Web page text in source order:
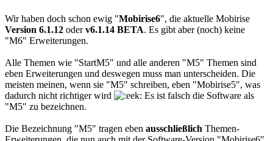
Wir haben doch schon ewig "Mobirise6", die aktuelle Mobirise
Version 6.1.12 oderv6.1.14 BETA. Es gibt aber (noch) keine
"M6" Erweiterungen.
Alle Themen wie "StartM5" und alle anderen "M5" Themen sind
eben Erweiterungen und deswegen muss man unterscheiden. Die
meisten meinen, wenn sie "M5" schreiben, eben "Mobirise5", was
dadurch nicht richtiger wird
Es ist falsch die Software als
"M5" zu bezeichnen.
Die Bezeichnung "M5" tragen eben ausschließlich Themen-